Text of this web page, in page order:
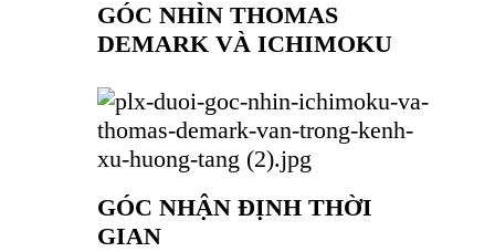
GÓC NHÌN THOMAS
DEMARK VÀ ICHIMOKU
GÓC NHẬN ĐỊNH THỜI
GIAN